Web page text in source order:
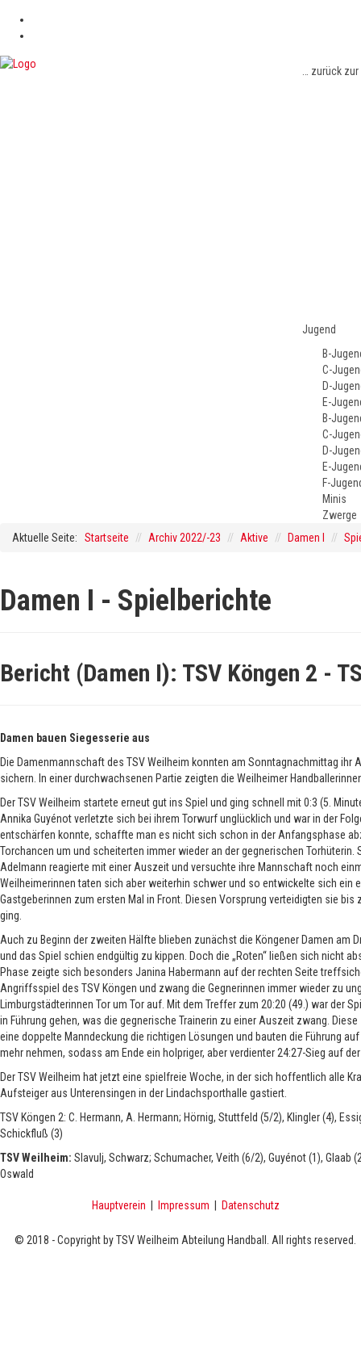
… zurück
Jugend
B-
C-
D-
E-
B-
C-
D-
E-
F-
Minis
Zwerge
Aktuelle Seite:
Startseite // Archiv 2022/-23 // Aktive // Damen I //
Damen I - Spielberichte
Bericht (Damen I): TSV Köngen 2 -
Damen bauen Siegesserie aus
Die Damenmannschaft des TSV Weilheim konnten am Sonntagnachmittag
sichern. In einer durchwachsenen Partie zeigten die Weilheimer
Der TSV Weilheim startete erneut gut ins Spiel und ging schnell mit 0:3 (5.
Annika Guyénot verletzte sich bei ihrem Torwurf unglücklich und war in der
entschärfen konnte, schaffte man es nicht sich schon in der Anfangsphase
Torchancen um und scheiterten immer wieder an der gegnerischen
Adelmann reagierte mit einer Auszeit und versuchte ihre Mannschaft noch
Weilheimerinnen taten sich aber weiterhin schwer und so entwickelte sich ein
Gastgeberinnen zum ersten Mal in Front. Diesen Vorsprung verteidigten sie
ging.
Auch zu Beginn der zweiten Hälfte blieben zunächst die Köngener Damen
und das Spiel schien endgültig zu kippen. Doch die „Roten“ ließen sich nicht
Phase zeigte sich besonders Janina Habermann auf der rechten Seite
Angriffsspiel des TSV Köngen und zwang die Gegnerinnen immer wieder zu
Limburgstädterinnen Tor um Tor auf. Mit dem Treffer zum 20:20 (49.) war der
in Führung gehen, was die gegnerische Trainerin zu einer Auszeit zwang.
eine doppelte Manndeckung die richtigen Lösungen und bauten die Führung
mehr nehmen, sodass am Ende ein holpriger, aber verdienter 24:27-Sieg auf
Der TSV Weilheim hat jetzt eine spielfreie Woche, in der sich hoffentlich alle
Aufsteiger aus Unterensingen in der Lindachsporthalle gastiert.
TSV Köngen 2: C. Hermann, A. Hermann; Hörnig, Stuttfeld (5/2), Klingler (4),
Schickfluß (3)
TSV Weilheim: Slavulj, Schwarz; Schumacher, Veith (6/2), Guyénot (1), Glaab
Oswald
Hauptverein Impressum Datenschutz
© 2018 - Copyright by TSV Weilheim Abteilung Handball. All rights reserved.